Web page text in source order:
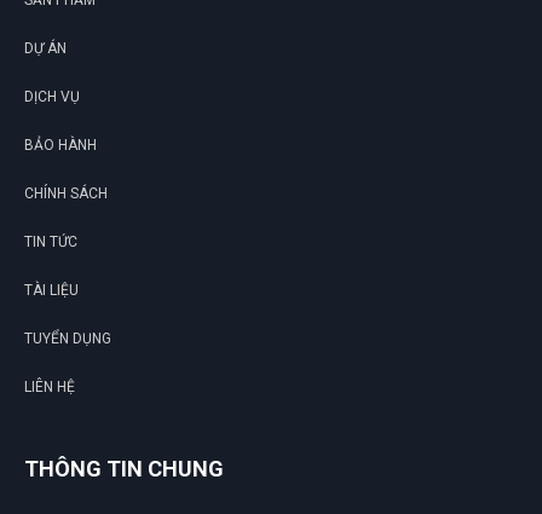
DỰ ÁN
DỊCH VỤ
BẢO HÀNH
CHÍNH SÁCH
TIN TỨC
TÀI LIỆU
TUYỂN DỤNG
LIÊN HỆ
THÔNG TIN CHUNG